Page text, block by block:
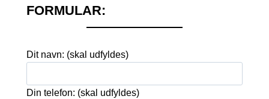
FORMULAR:
Dit navn: (skal udfyldes)
Din telefon: (skal udfyldes)